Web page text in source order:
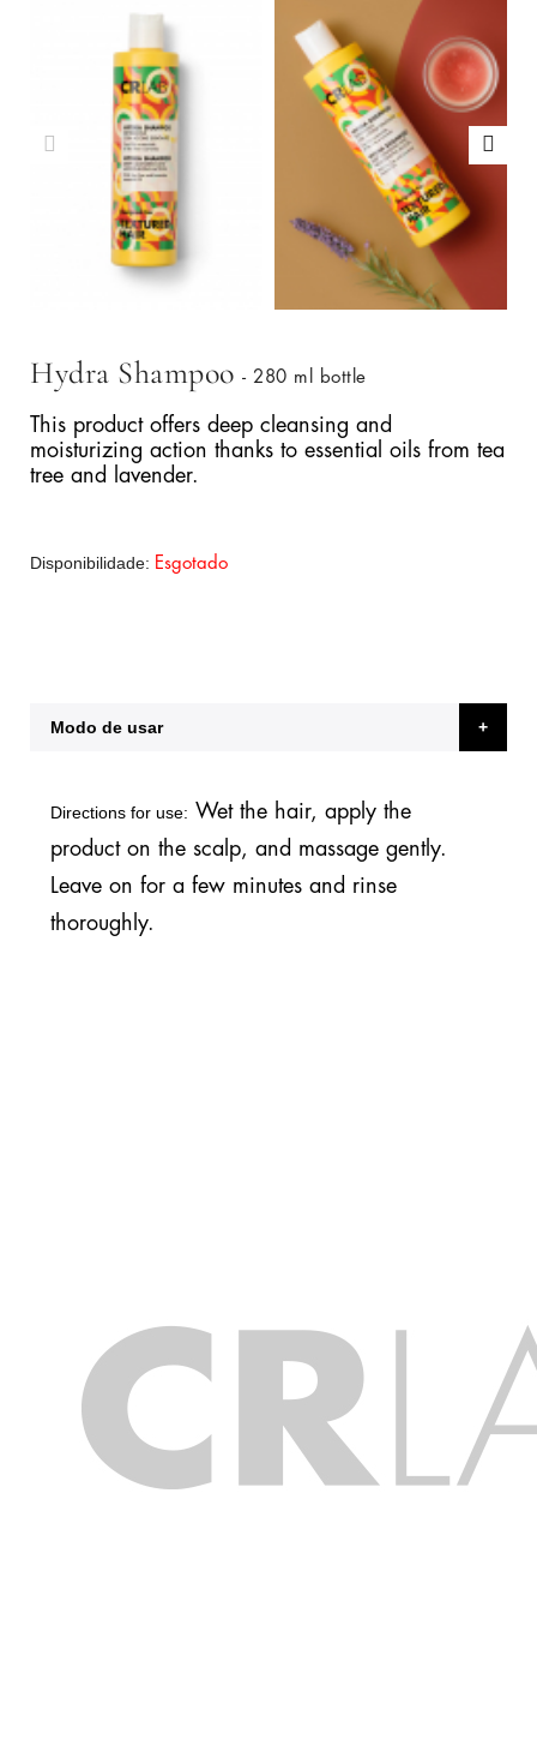
Hydra Shampoo - 280 ml bottle
This product offers deep cleansing and
moisturizing action thanks to essential oils from tea
tree and lavender.
Disponibilidade: Esgotado
Modo de usar
Directions for use: Wet the hair, apply the
product on the scalp, and massage gently.
Leave on for a few minutes and rinse
thoroughly.